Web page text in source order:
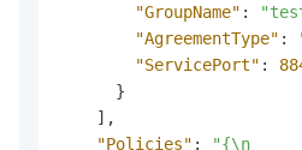
"GroupName" :
"AgreementType" :
"ServicePort" :
}
] ,
"Policies" :
"{\n